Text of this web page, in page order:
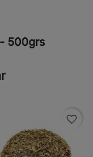
500grs
favorite_border